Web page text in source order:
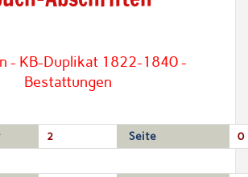
- KB-Duplikat 1822-1840 -
Bestattungen
2 Seite 0